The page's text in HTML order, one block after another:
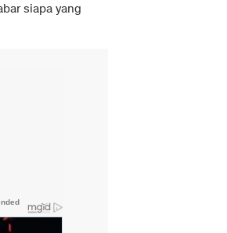
siapa yang